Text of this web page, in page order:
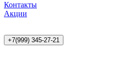
Контакты
Акции
+7(999) 345-27-21